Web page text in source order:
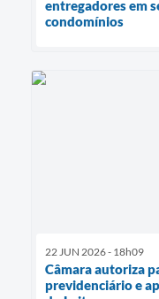
entregadores em
condomínios
22 JUN 2026 - 18h09
Câmara autoriza
previdenciário e